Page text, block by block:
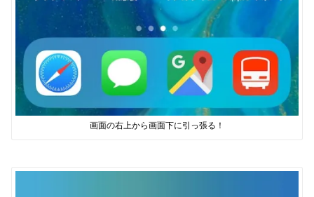
画面の右上から画面下に引っ張る！